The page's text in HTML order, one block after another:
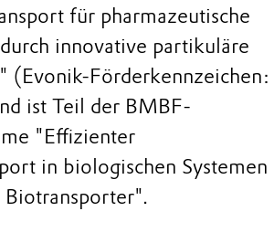
für pharmazeutische
innovative partikuläre
(Evonik-Förderkennzeichen:
ist Teil der BMBF-
"Effizienter
in biologischen Systemen